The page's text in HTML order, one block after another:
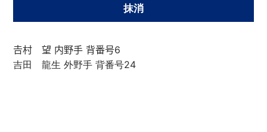
抹消
𠮷村 望 内野手 背番号6
吉田 龍生 外野手 背番号24